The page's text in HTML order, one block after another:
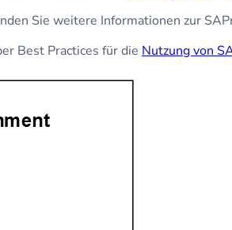
Sie weitere Informationen zur
Best Practices für die Nutzung von